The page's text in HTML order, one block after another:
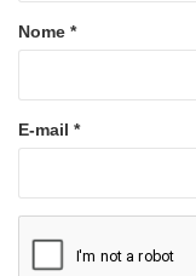
Nome *
E-mail *